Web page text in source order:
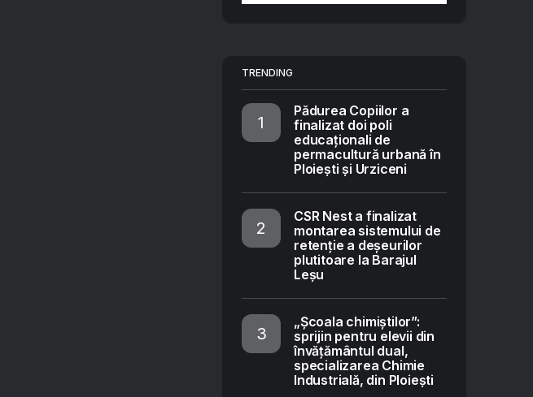
TRENDING
Pădurea Copiilor a
finalizat doi poli
educaționali de
permacultură urbană în
Ploiești și Urziceni
CSR Nest a finalizat
montarea sistemului de
retenție a deșeurilor
plutitoare la Barajul
Leșu
„Școala chimiștilor”:
sprijin pentru elevii din
învățământul dual,
specializarea Chimie
Industrială, din Ploiești